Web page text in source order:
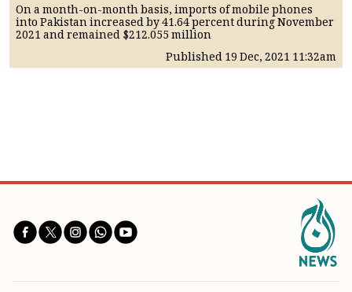
On a month-on-month basis, imports of mobile phones
into Pakistan increased by 41.64 percent during November
2021 and remained $212.055 million
Published19 Dec, 2021 11:32am